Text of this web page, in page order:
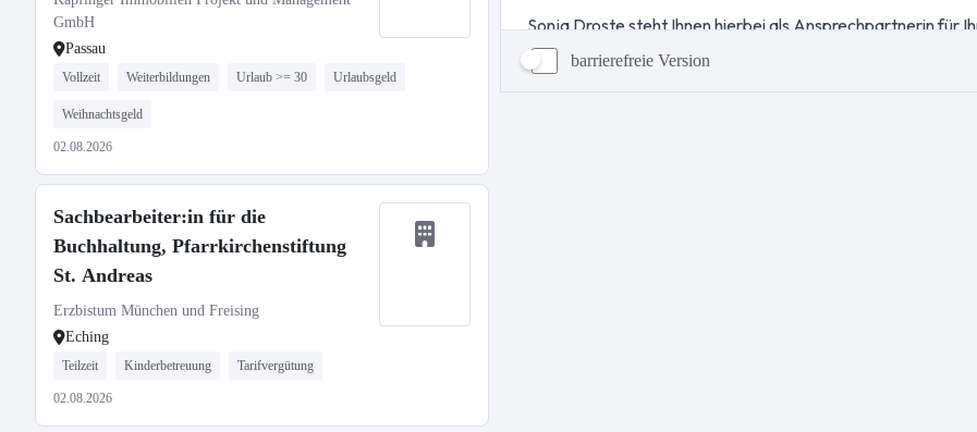
GmbH
Passau
Vollzeit Weiterbildungen Urlaub >= 30 Urlaubsgeld
Weihnachtsgeld
02.08.2026
Sachbearbeiter:in für die
Buchhaltung, Pfarrkirchenstiftung
St. Andreas
Erzbistum München und Freising
Eching
Teilzeit Kinderbetreuung Tarifvergütung
02.08.2026
barrierefreie Version